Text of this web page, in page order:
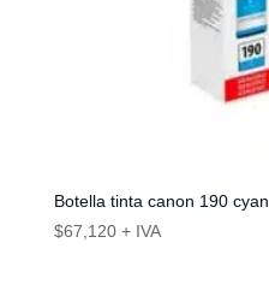
Botella tinta canon 190 cyan
$67,120 + IVA